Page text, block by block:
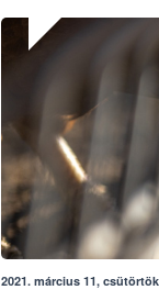
2021. március 11, csütörtök